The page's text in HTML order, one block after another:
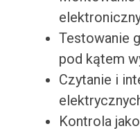
Testowanie
pod kątem
Czytanie i
Kontrola